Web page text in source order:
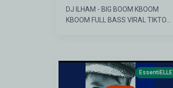
DJ ILHAM - BIG BOOM KBOOM
KBOOM FULL BASS VIRAL TIKTOK
EssentiELLE